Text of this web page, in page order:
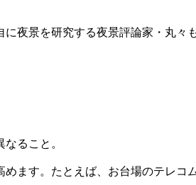
夜景を研究する夜景評論家・丸
ること。
ます。たとえば、お台場のテレ